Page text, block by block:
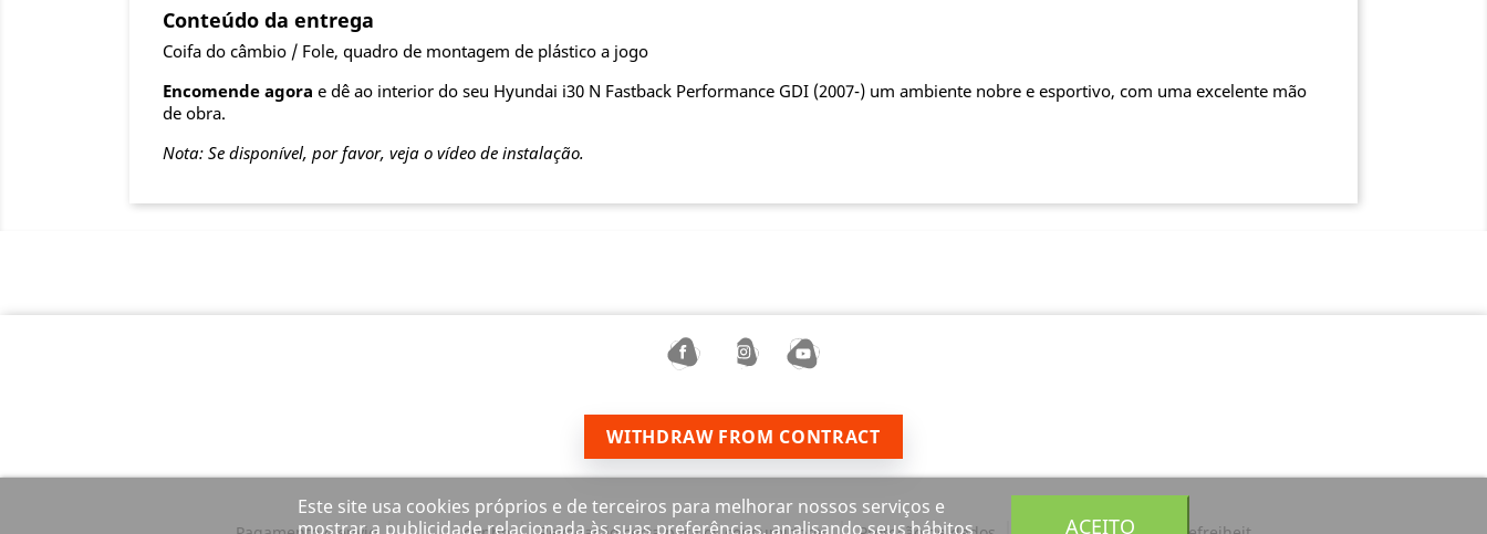
Conteúdo da entrega
Coifa do câmbio / Fole, quadro de montagem de plástico a jogo
Encomende agora e dê ao interior do seu Hyundai i30 N Fastback Performance GDI (2007-) um ambiente nobre e esportivo, com uma excelente mão
de obra.
Nota: Se disponível, por favor, veja o vídeo de instalação.
Este site usa cookies próprios e de terceiros para melhorar nossos serviços e
mostrar a publicidade relacionada às suas preferências, analisando seus hábitos
ACEITO
WITHDRAW FROM CONTRACT